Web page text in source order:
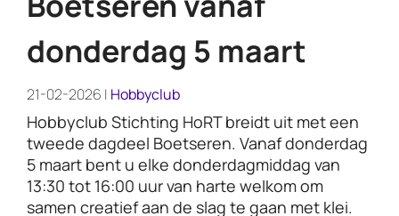
Fotoalbum
Over ons
donderdag 5 maart
21-02-2026 | Hobbyclub
Hobbyclub Stichting HoRT breidt uit met een
tweede dagdeel Boetseren. Vanaf donderdag
5 maart bent u elke donderdagmiddag van
13:30 tot 16:00 uur van harte welkom om
samen creatief aan de slag te gaan met klei.